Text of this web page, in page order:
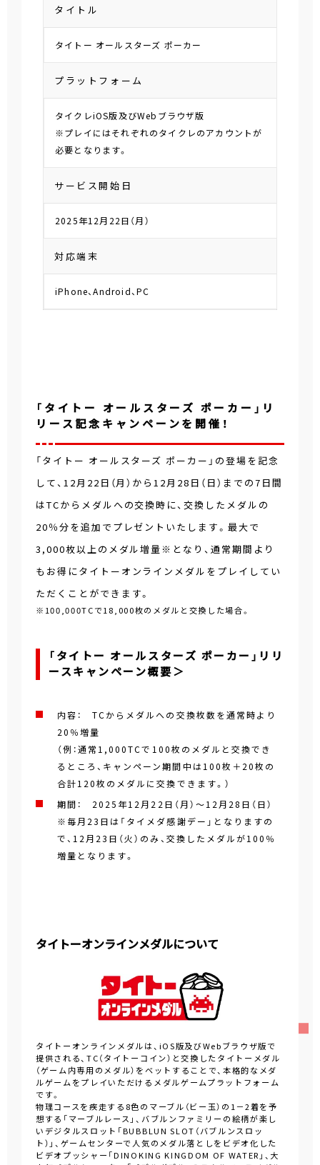
タイトル
タイトー オールスターズ ポーカー
プラットフォーム
タイクレiOS版及びWebブラウザ版
※プレイにはそれぞれのタイクレのアカウントが
必要となります。
サービス開始日
2025年12月22日（月）
対応端末
iPhone、Android、PC
「タイトー オールスターズ ポーカー」リ
リース記念キャンペーンを開催！
「タイトー オールスターズ ポーカー」の登場を記念
して、12月22日（月）から12月28日（日）までの7日間
はTCからメダルへの交換時に、交換したメダルの
20％分を追加でプレゼントいたします。最大で
3,000枚以上のメダル増量※となり、通常期間より
もお得にタイトーオンラインメダルをプレイしてい
ただくことができます。
※100,000TCで18,000枚のメダルと交換した場合。
「タイトー オールスターズ ポーカー」リリ
ースキャンペーン概要＞
内容： TCからメダルへの交換枚数を通常時より
20％増量
（例：通常1,000TCで100枚のメダルと交換でき
るところ、キャンペーン期間中は100枚＋20枚の
合計120枚のメダルに交換できます。）
期間： 2025年12月22日（月）～12月28日（日）
※毎月23日は「タイメダ感謝デー」となりますの
で、12月23日（火）のみ、交換したメダルが100％
増量となります。
タイトーオンラインメダルについて
タイトーオンラインメダルは、iOS版及びWebブラウザ版で
提供される、TC（タイトーコイン）と交換したタイトーメダル
（ゲーム内専用のメダル）をベットすることで、本格的なメダ
ルゲームをプレイいただけるメダルゲームプラットフォーム
です。
物理コースを疾走する8色のマーブル（ビー玉）の1－2着を予
想する「マーブルレース」、バブルンファミリーの絵柄が楽し
いデジタルスロット「BUBBLUN SLOT（バブルンスロッ
ト）」、ゲームセンターで人気のメダル落としをビデオ化した
ビデオプッシャー「DINOKING KINGDOM OF WATER」、大